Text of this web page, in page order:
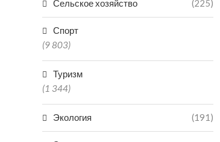
Сельское хозяйство (225)
Спорт
(9 803)
Туризм
(1 344)
Экология (191)